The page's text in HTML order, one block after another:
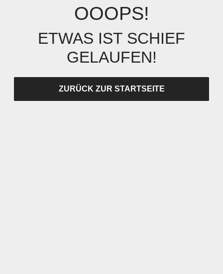
OOOPS!
ETWAS IST SCHIEF
GELAUFEN!
ZURÜCK ZUR STARTSEITE